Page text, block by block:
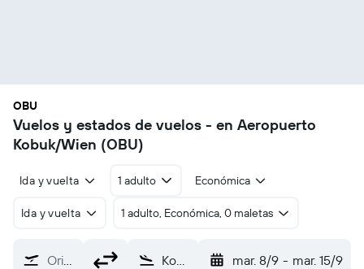
OBU
Vuelos y estados de vuelos - en Aeropuerto
Kobuk/Wien (OBU)
Ida y vuelta 1 adulto Económica
Ida y vuelta 1 adulto, Económica, 0 maletas
Origen Kobuk/Wien (OBU) mar. 8/9 - mar. 15/9